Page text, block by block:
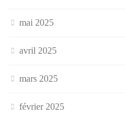
mai 2025
avril 2025
mars 2025
février 2025